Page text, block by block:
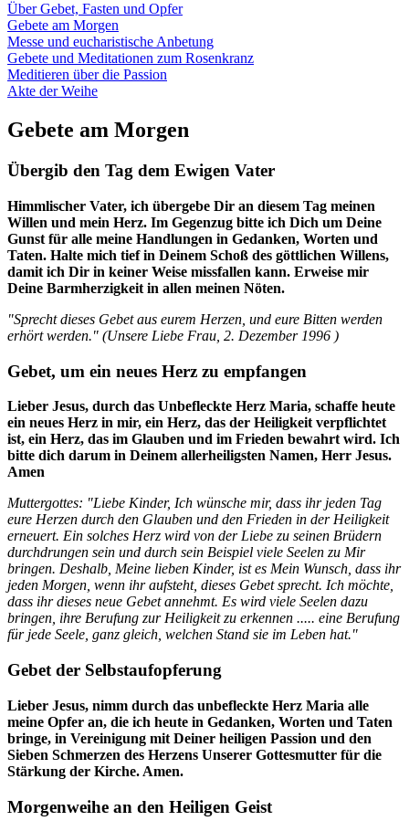
Über Gebet, Fasten und Opfer
Gebete am Morgen
Messe und eucharistische Anbetung
Gebete und Meditationen zum Rosenkranz
Meditieren über die Passion
Akte der Weihe
Gebete am Morgen
Übergib den Tag dem Ewigen Vater
Himmlischer Vater, ich übergebe Dir an diesem Tag meinen
Willen und mein Herz. Im Gegenzug bitte ich Dich um Deine
Gunst für alle meine Handlungen in Gedanken, Worten und
Taten. Halte mich tief in Deinem Schoß des göttlichen Willens,
damit ich Dir in keiner Weise missfallen kann. Erweise mir
Deine Barmherzigkeit in allen meinen Nöten.
"Sprecht dieses Gebet aus eurem Herzen, und eure Bitten werden
erhört werden." (Unsere Liebe Frau 2. Dezember 1996 )
Gebet, um ein neues Herz zu empfangen
Lieber Jesus, durch das Unbefleckte Herz Maria, schaffe heute
ein neues Herz in mir, ein Herz, das der Heiligkeit verpflichtet
ist, ein Herz, das im Glauben und im Frieden bewahrt wird. Ich
bitte dich darum in Deinem allerheiligsten Namen, Herr Jesus.
Amen
Muttergottes: "Liebe Kinder, Ich wünsche mir, dass ihr jeden Tag
eure Herzen durch den Glauben und den Frieden in der Heiligkeit
erneuert. Ein solches Herz wird von der Liebe zu seinen Brüdern
durchdrungen sein und durch sein Beispiel viele Seelen zu Mir
bringen. Deshalb, Meine lieben Kinder, ist es Mein Wunsch, dass ihr
jeden Morgen, wenn ihr aufsteht, dieses Gebet sprecht. Ich möchte,
dass ihr dieses neue Gebet annehmt. Es wird viele Seelen dazu
bringen, ihre Berufung zur Heiligkeit zu erkennen ..... eine Berufung
für jede Seele, ganz gleich, welchen Stand sie im Leben hat."
Gebet der Selbstaufopferung
Lieber Jesus, nimm durch das unbefleckte Herz Maria alle
meine Opfer an, die ich heute in Gedanken, Worten und Taten
bringe, in Vereinigung mit Deiner heiligen Passion und den
Sieben Schmerzen des Herzens Unserer Gottesmutter für die
Stärkung der Kirche. Amen.
Morgenweihe an den Heiligen Geist